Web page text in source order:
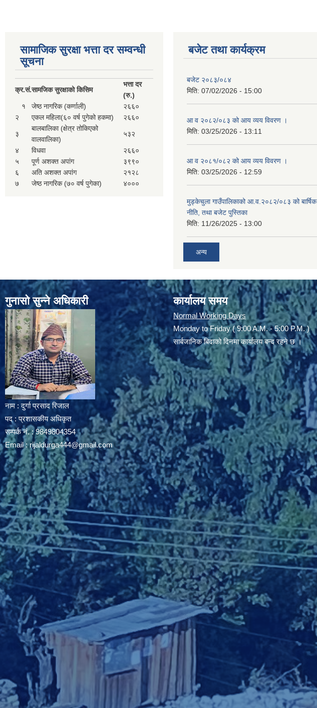
सामाजिक सुरक्षा भत्ता दर सम्वन्धी
सूचना
क्र.सं.सामजिक सुरक्षाको किसिम
भत्ता दर
(रु.)
१
जेष्ठ नागरिक (कर्णाली)
२६६०
२
एकल महिला(६० वर्ष पुगेको हकमा) २६६०
३
बालबालिका (क्षेत्र तोकिएको
वालवालिका)
५३२
४ विधवा
२६६०
५
पूर्ण अशक्त अपांग
३९९०
६
अति अशक्त अपांग
२१२८
७
जेष्ठ नागरिक (७० वर्ष पुगेका) ४०००
बजेट तथा कार्यक्रम
बजेट २०८३/०८४
मिति: 07/02/2026 - 15:00
आ व २०८२/०८३ को आय व्यय विवरण ।
मिति: 03/25/2026 - 13:11
आ व २०८१/०८२ को आय व्यय विवरण ।
मिति: 03/25/2026 - 12:59
मुड्केचुला गाउँपालिकाको आ.व.२०८२/०८३ को बार्षिक
नीति, तथा बजेट पुस्तिका
मिति: 11/26/2025 - 13:00
अन्य
गुनासो सुन्ने अधिकारी
नाम : दुर्गा प्रसाद रिजाल
पद : प्रशासकीय अधिकृत
सम्पर्क नं. : 9849804354
Email :rijaldurga444@gmail.com
कार्यालय समय
Normal Working Days
Monday to Friday ( 9:00 A.M. - 5:00 P.M. )
सार्बजानिक बिदाको दिनमा कार्यालय बन्द रहने छ ।